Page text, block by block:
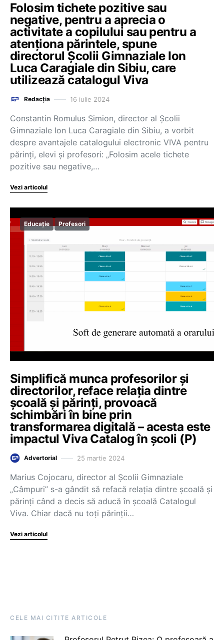
Folosim tichete pozitive sau
negative, pentru a aprecia o
activitate a copilului sau pentru a
atenționa părintele, spune
directorul Școlii Gimnaziale Ion
Luca Caragiale din Sibiu, care
utilizează catalogul Viva
Redacția 16 iulie 2024
Constantin Romulus Simion, director al Școlii
Gimnaziale Ion Luca Caragiale din Sibiu, a vorbit
despre avantajele catalogului electronic VIVA pentru
părinți, elevi și profesori: „Folosim acele tichete
pozitive sau negative,…
Vezi articolul
Educație Profesori
Simplifică munca profesorilor și
directorilor, reface relația dintre
școală și părinți, provoacă
schimbări în bine prin
transformarea digitală – acesta este
impactul Viva Catalog în școli (P)
Advertorial 25 martie 2024
Marius Cojocaru, director al Școlii Gimnaziale
„Câmpuri” s-a gândit să refacă relația dintre școală și
părinți când a decis să aducă în școală Catalogul
Viva. Chiar dacă nu toți părinții…
Vezi articolul
CELE MAI CITITE ARTICOLE